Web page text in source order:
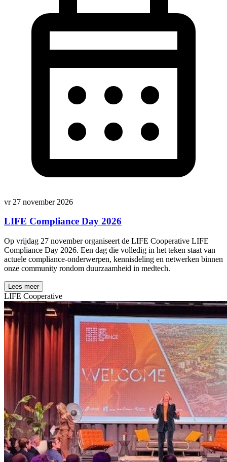
vr 27 november 2026
LIFE Compliance Day 2026
Op vrijdag 27 november organiseert de LIFE Cooperative LIFE
Compliance Day 2026. Een dag die volledig in het teken staat van
actuele compliance-onderwerpen, kennisdeling en netwerken binnen
onze community rondom duurzaamheid in medtech.
Lees meer
LIFE Cooperative